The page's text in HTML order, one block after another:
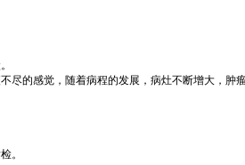
感觉，随着病程的发展，病灶不断增大，肿
。